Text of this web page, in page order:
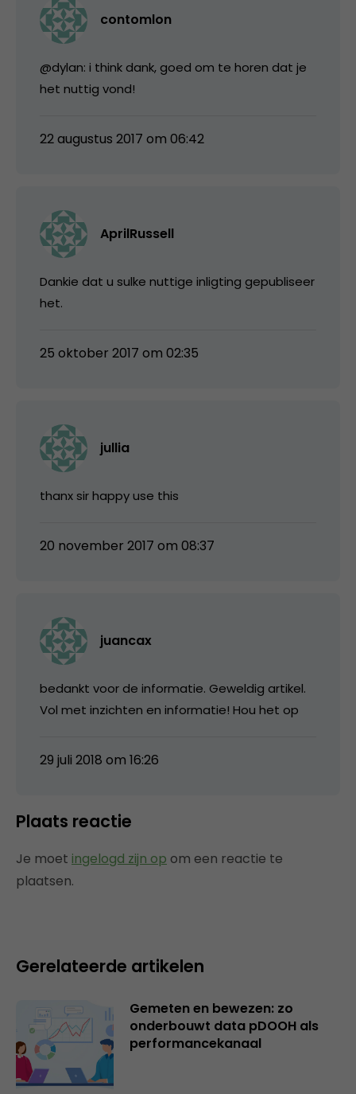
contomlon
@dylan: i think dank, goed om te horen dat je
het nuttig vond!
22 augustus 2017 om 06:42
AprilRussell
Dankie dat u sulke nuttige inligting gepubliseer
het.
25 oktober 2017 om 02:35
jullia
thanx sir happy use this
20 november 2017 om 08:37
juancax
bedankt voor de informatie. Geweldig artikel.
Vol met inzichten en informatie! Hou het op
29 juli 2018 om 16:26
Plaats reactie
Je moet ingelogd zijn op om een reactie te
plaatsen.
Gerelateerde artikelen
Gemeten en bewezen: zo
onderbouwt data pDOOH als
performancekanaal